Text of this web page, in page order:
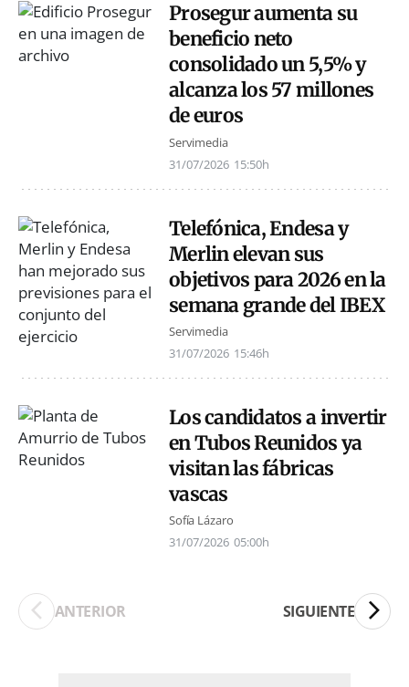
Prosegur aumenta su
beneficio neto
consolidado un 5,5% y
alcanza los 57 millones
de euros
Servimedia
31/07/2026 15:50h
Telefónica, Endesa y
Merlin elevan sus
objetivos para 2026 en la
semana grande del IBEX
Servimedia
31/07/2026 15:46h
Los candidatos a invertir
en Tubos Reunidos ya
visitan las fábricas
vascas
Sofía Lázaro
31/07/2026 05:00h
ANTERIOR SIGUIENTE